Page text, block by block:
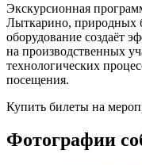
Экскурсионная
Лыткарино, природных
оборудование создаёт
на производственных
технологических
посещения.
Купить билеты на
Фотографии